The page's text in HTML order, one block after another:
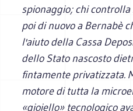
spionaggio; chi
poi di nuovo a Bernabè
l'aiuto della Cassa
dello Stato nascosto
fintamente privatizzata.
motore di tutta la
«gioiello» tecnologico